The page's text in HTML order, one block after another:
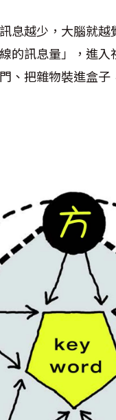
息越少，大腦就
的訊息量」，進
、把雜物裝進盒